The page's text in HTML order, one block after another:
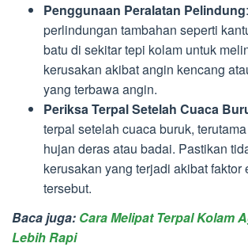
Penggunaan Peralatan Pelindung
perlindungan tambahan seperti
batu di sekitar tepi kolam untuk
kerusakan akibat angin kencang
yang terbawa angin.
Periksa Terpal Setelah Cuaca
terpal setelah cuaca buruk,
hujan deras atau badai. Pastikan
kerusakan yang terjadi akibat faktor
tersebut.
Baca juga: Cara Melipat Terpal Kolam
Lebih Rapi